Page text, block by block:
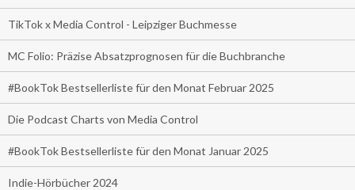
TikTok x Media Control - Leipziger Buchmesse
MC Folio: Präzise Absatzprognosen für die Buchbranche
#BookTok Bestsellerliste für den Monat Februar 2025
Die Podcast Charts von Media Control
#BookTok Bestsellerliste für den Monat Januar 2025
Indie-Hörbücher 2024